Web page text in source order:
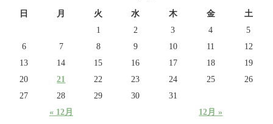
日 月 火 水 木 金 土
« 12月 12月 »
1 2 3 4
5
6
7 8 9 10 11
12
13
14 15 16 17 18
19
20
21 22 23 24 25
26
27
28 29 30 31